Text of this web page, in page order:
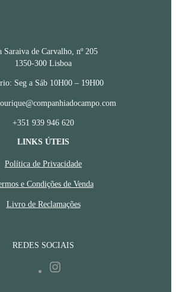
LINKS ÚTEIS
Política de Privacidade
e Condições de Venda
Livro de Reclamações
REDES SOCIAIS
Saraiva de Carvalho, nº 205
1350-300 Lisboa
Seg a Sáb 10H00 – 19H00
+351 939 946 620